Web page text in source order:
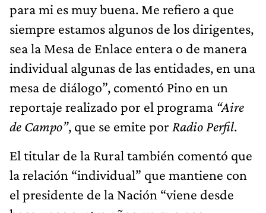
para mi es muy buena. Me refiero a que
siempre estamos algunos de los dirigentes,
sea la Mesa de Enlace entera o de manera
individual algunas de las entidades, en una
mesa de diálogo”, comentó Pino en un
reportaje realizado por el programa “Aire
de Campo”, que se emite por Radio Perfil.
El titular de la Rural también comentó que
la relación “individual” que mantiene con
el presidente de la Nación “viene desde